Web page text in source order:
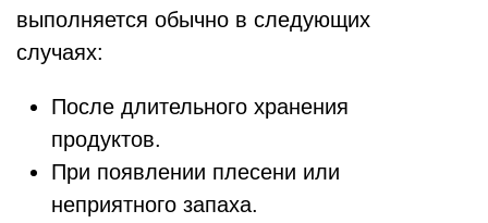
выполняется обычно в следующих
случаях:
После длительного хранения
продуктов.
При появлении плесени или
неприятного запаха.